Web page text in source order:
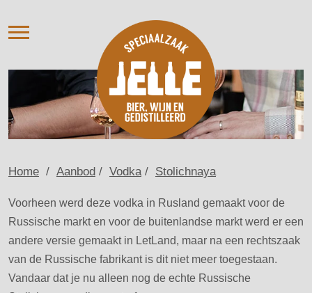
VERHUUR
OVER ONS
NIEUWS
AGENDA / PROEVERIJ
CONTACT
Home / Aanbod / Vodka/ Stolichnaya
Voorheen werd deze vodka in Rusland gemaakt voor de
Russische markt en voor de buitenlandse markt werd er een
andere versie gemaakt in LetLand, maar na een rechtszaak
van de Russische fabrikant is dit niet meer toegestaan.
Vandaar dat je nu alleen nog de echte Russische